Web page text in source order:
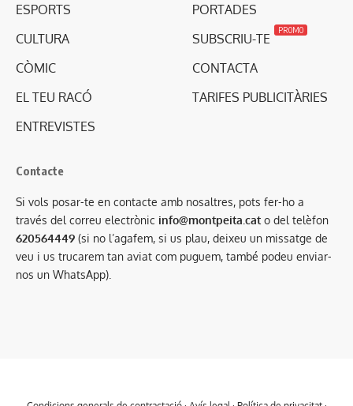
ESPORTS
CULTURA
CÒMIC
EL TEU RACÓ
ENTREVISTES
PORTADES
SUBSCRIU-TE
PROMO
CONTACTA
TARIFES PUBLICITÀRIES
Contacte
Si vols posar-te en contacte amb nosaltres, pots fer-ho a
través del correu electrònic info@montpeita.cat o del telèfon
620564449 (si no l’agafem, si us plau, deixeu un missatge de
veu i us trucarem tan aviat com puguem, també podeu enviar-
nos un WhatsApp).